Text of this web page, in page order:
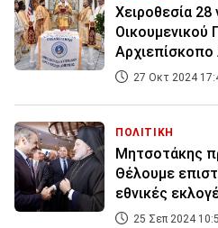
Χειροθεσία
Οικουμενικού
27 Οκτ 2024
ΠΟΛΙΤΙΚΗ
Μητσοτάκης
Θέλουμε
εθνικές
25 Σεπ 2024